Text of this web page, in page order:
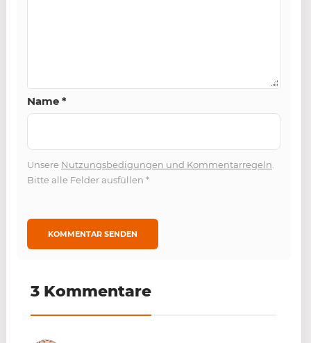
Name *
Unsere Nutzungsbedigungen und Kommentarregeln.
Bitte alle Felder ausfüllen *
3 Kommentare